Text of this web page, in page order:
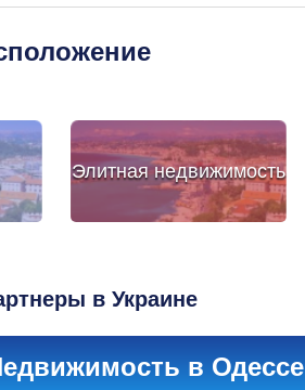
Элитная недвижимость
в Украине
в Одессе